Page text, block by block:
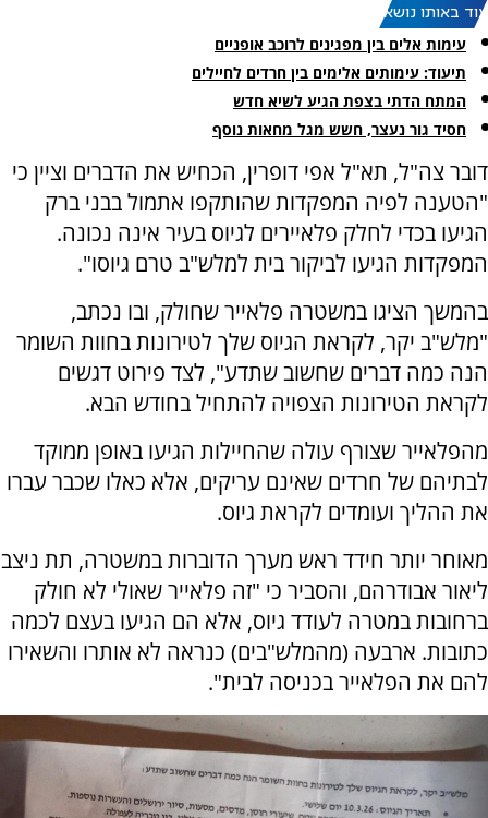
עוד באותו נושא:
עימות אלים בין מפגינים לרוכב אופניים
תיעוד: עימותים אלימים בין חרדים לחיילים
המתח הדתי בצפת הגיע לשיא חדש
חסיד גור נעצר, חשש מגל מחאות נוסף
דובר צה"ל, תא"ל אפי דופרין, הכחיש את הדברים וציין כי
"הטענה לפיה המפקדות שהותקפו אתמול בבני ברק
הגיעו בכדי לחלק פלאיירים לגיוס בעיר אינה נכונה.
המפקדות הגיעו לביקור בית למלש"ב טרם גיוסו".
בהמשך הציגו במשטרה פלאייר שחולק, ובו נכתב,
"מלש"ב יקר, לקראת הגיוס שלך לטירונות בחוות השומר
הנה כמה דברים שחשוב שתדע", לצד פירוט דגשים
לקראת הטירונות הצפויה להתחיל בחודש הבא.
מהפלאייר שצורף עולה שהחיילות הגיעו באופן ממוקד
לבתיהם של חרדים שאינם עריקים, אלא כאלו שכבר עברו
את ההליך ועומדים לקראת גיוס.
מאוחר יותר חידד ראש מערך הדוברות במשטרה, תת ניצב
ליאור אבודרהם, והסביר כי "זה פלאייר שאולי לא חולק
ברחובות במטרה לעודד גיוס, אלא הם הגיעו בעצם לכמה
כתובות. ארבעה (מהמלש"בים) כנראה לא אותרו והשאירו
להם את הפלאייר בכניסה לבית".